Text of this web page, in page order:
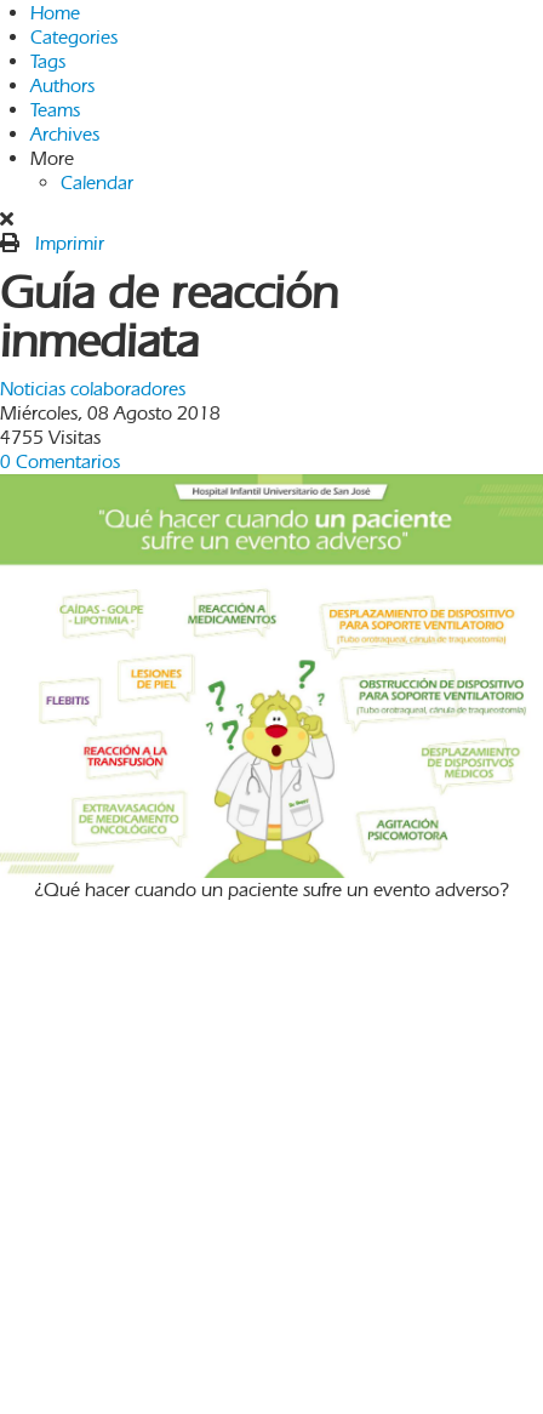
Home
Categories
Tags
Authors
Teams
Archives
More
Calendar
Imprimir
Guía de reacción
inmediata
Noticias colaboradores
Miércoles, 08 Agosto 2018
4755 Visitas
0 Comentarios
¿Qué hacer cuando un paciente sufre un evento adverso?